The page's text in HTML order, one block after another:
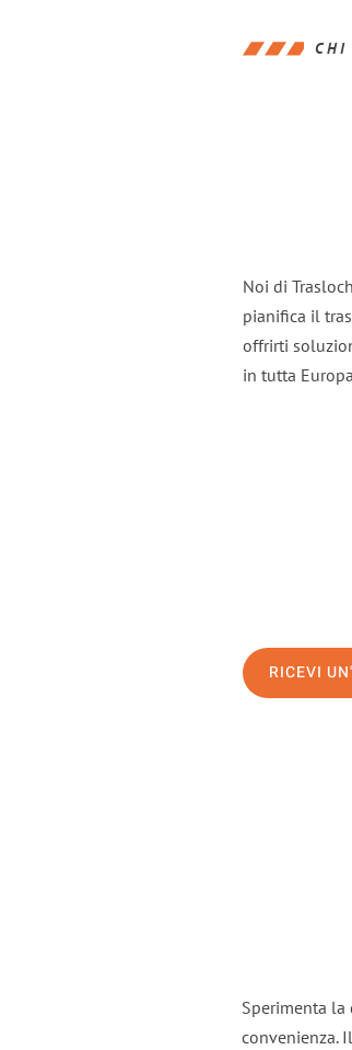
CHI
Noi di
pianifica il
offrirti
in tutta
RICEVI
Sperimenta
convenienza.